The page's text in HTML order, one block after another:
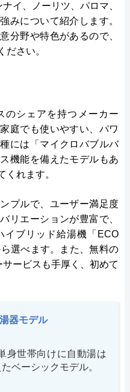
イ、ノーリツ、パロマ、
みについて紹介します。
分野や特色があるので、
ださい。
のシェアを持つメーカー
庭でも使いやすい、パワ
には「マイクロバブルバ
機能を備えたモデルもあ
くれます。
プルで、ユーザー満足度
リエーションが豊富で、
イブリッド給湯機「ECO
選べます。また、無料の
ービスも手厚く、初めて
器モデル
身世帯向けに自動湯は
ベーシックモデル。